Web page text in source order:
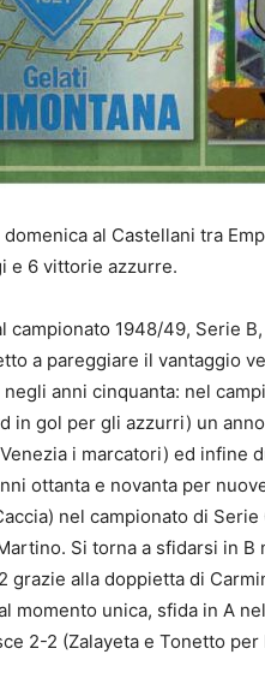
al Castellani tra
e 6 vittorie azzurre.
campionato 1948/49, Serie
a pareggiare il vantaggio
anni cinquanta: nel
in gol per gli azzurri) un
i marcatori) ed
ottanta e novanta per
nel campionato di
Si torna a sfidarsi in B
alla doppietta di
momento unica, sfida in A
2-2 (Zalayeta e Tonetto per